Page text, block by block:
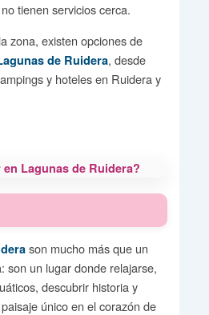
tienen servicios cerca.
zona, existen opciones de
de Ruidera, desde
y hoteles en Ruidera y
son mucho más que un
son un lugar donde relajarse,
descubrir historia y
único en el corazón de